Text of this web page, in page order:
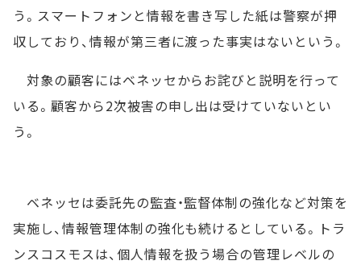
う。スマートフォンと情報を書き写した紙は警察が押
収しており、情報が第三者に渡った事実はないという。
対象の顧客にはベネッセからお詫びと説明を行って
いる。顧客から2次被害の申し出は受けていないとい
う。
ベネッセは委託先の監査・監督体制の強化など対策を
実施し、情報管理体制の強化も続けるとしている。トラ
ンスコスモスは、個人情報を扱う場合の管理レベルの